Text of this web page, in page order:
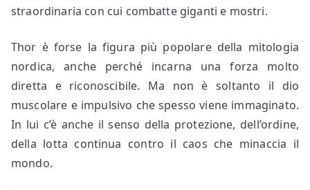
straordinaria con cui combatte giganti e mostri.
Thor è forse la figura più popolare della mitologia
nordica, anche perché incarna una forza molto
diretta e riconoscibile. Ma non è soltanto il dio
muscolare e impulsivo che spesso viene immaginato.
In lui c’è anche il senso della protezione, dell’ordine,
della lotta continua contro il caos che minaccia il
mondo.